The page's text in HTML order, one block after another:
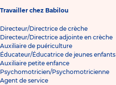
Travailler chez Babilou
Directeur/Directrice de crèche
Directeur/Directrice adjointe en crèche
Auxiliaire de puériculture
Éducateur/Éducatrice de jeunes enfants
Auxiliaire petite enfance
Psychomotricien/Psychomotricienne
Agent de service